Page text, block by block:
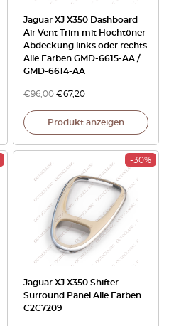
Jaguar XJ X350 Dashboard
Air Vent Trim mit Hochtöner
Abdeckung links oder rechts
Alle Farben GMD-6615-AA /
GMD-6614-AA
€96,00 €67,20
Produkt anzeigen
-30%
Jaguar XJ X350 Shifter
Surround Panel Alle Farben
C2C7209